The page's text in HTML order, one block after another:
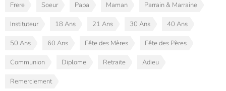
Frere Soeur Papa Maman Parrain & Marraine
Instituteur 18 Ans 21 Ans 30 Ans 40 Ans
50 Ans 60 Ans Fête des Mères Fête des Pères
Communion Diplome Retraite Adieu
Remerciement